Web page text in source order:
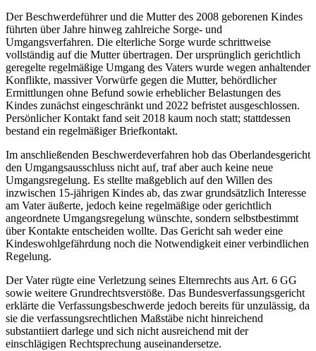
Der Beschwerdeführer und die Mutter des 2008 geborenen Kindes
führten über Jahre hinweg zahlreiche Sorge- und
Umgangsverfahren. Die elterliche Sorge wurde schrittweise
vollständig auf die Mutter übertragen. Der ursprünglich gerichtlich
geregelte regelmäßige Umgang des Vaters wurde wegen anhaltender
Konflikte, massiver Vorwürfe gegen die Mutter, behördlicher
Ermittlungen ohne Befund sowie erheblicher Belastungen des
Kindes zunächst eingeschränkt und 2022 befristet ausgeschlossen.
Persönlicher Kontakt fand seit 2018 kaum noch statt; stattdessen
bestand ein regelmäßiger Briefkontakt.
Im anschließenden Beschwerdeverfahren hob das Oberlandesgericht
den Umgangsausschluss nicht auf, traf aber auch keine neue
Umgangsregelung. Es stellte maßgeblich auf den Willen des
inzwischen 15-jährigen Kindes ab, das zwar grundsätzlich Interesse
am Vater äußerte, jedoch keine regelmäßige oder gerichtlich
angeordnete Umgangsregelung wünschte, sondern selbstbestimmt
über Kontakte entscheiden wollte. Das Gericht sah weder eine
Kindeswohlgefährdung noch die Notwendigkeit einer verbindlichen
Regelung.
Der Vater rügte eine Verletzung seines Elternrechts aus Art. 6 GG
sowie weitere Grundrechtsverstöße. Das Bundesverfassungsgericht
erklärte die Verfassungsbeschwerde jedoch bereits für unzulässig, da
sie die verfassungsrechtlichen Maßstäbe nicht hinreichend
substantiiert darlege und sich nicht ausreichend mit der
einschlägigen Rechtsprechung auseinandersetze.